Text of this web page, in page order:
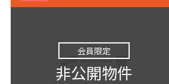
会員限定
非公開物件